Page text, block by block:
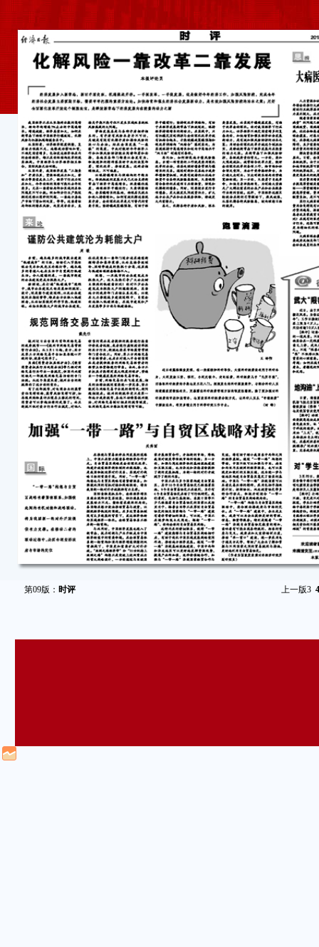
第09版： 时评 上一版3 4